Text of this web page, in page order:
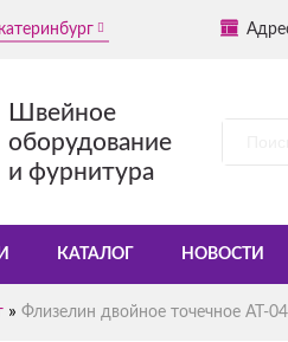
Швейное
оборудование
и фурнитура
КАТАЛОГ НОВОСТИ
» Флизелин двойное точечное AT-